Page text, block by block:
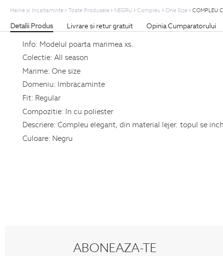
Haine si Incaltaminte Toate Produsele NEGRU Compleu One Size COMPLEU
Detalii Produs Livrare si retur gratuit Opinia Cumparatorului
Info: Modelul poarta marimea xs.
Colectie: All season
Marime: One size
Domeniu: Imbracaminte
Fit: Regular
Compozitie: In cu poliester
Descriere: Compleu elegant, din material lejer. topul se
Culoare: Negru
ABONEAZA-TE